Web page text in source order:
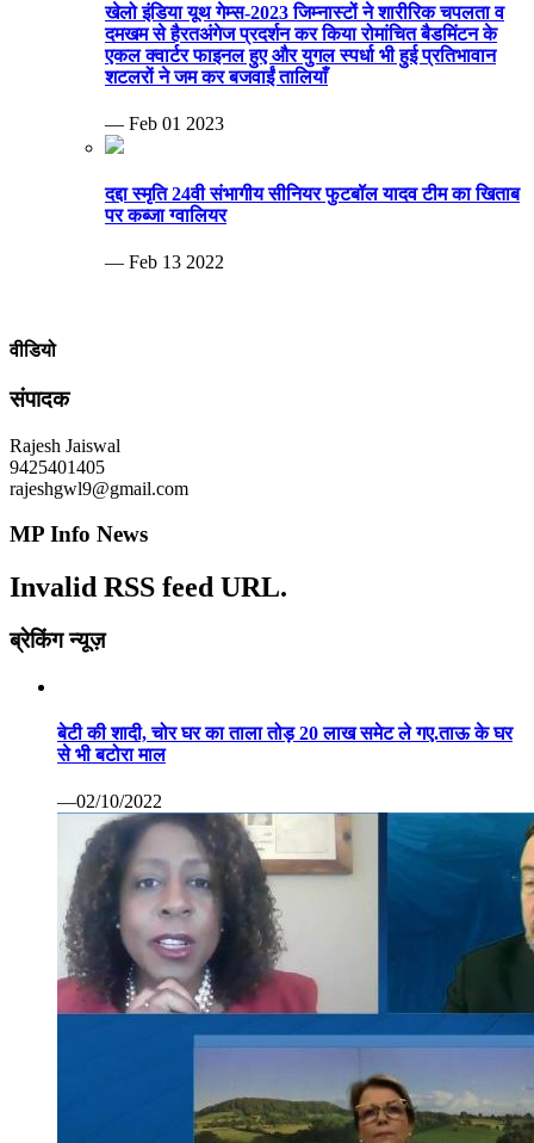
खेलो इंडिया यूथ गेम्स-2023 जिम्नास्टों ने शारीरिक चपलता व
दमखम से हैरतअंगेज प्रदर्शन कर किया रोमांचित बैडमिंटन के
एकल क्वार्टर फाइनल हुए और युगल स्पर्धा भी हुई प्रतिभावान
शटलरों ने जम कर बजवाईं तालियाँ
— Feb 01 2023
दद्दा स्मृति 24वी संभागीय सीनियर फुटबॉल यादव टीम का खिताब
पर कब्जा ग्वालियर
— Feb 13 2022
वीडियो
संपादक
Rajesh Jaiswal
9425401405
rajeshgwl9@gmail.com
MP Info News
Invalid RSS feed URL.
ब्रेकिंग न्यूज़
बेटी की शादी, चोर घर का ताला तोड़ 20 लाख समेट ले गए.ताऊ के घर
से भी बटोरा माल
—02/10/2022